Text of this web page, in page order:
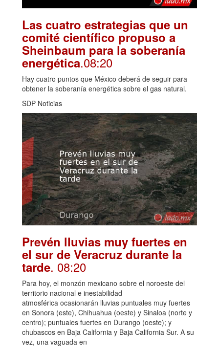
Las cuatro estrategias que un
comité científico propuso a
Sheinbaum para la soberanía
energética.08:20
Hay cuatro puntos que México deberá de seguir para
obtener la soberanía energética sobre el gas natural.
SDP Noticias
Prevén lluvias muy fuertes en
el sur de Veracruz durante la
tarde. 08:20
Para hoy, el monzón mexicano sobre el noroeste del
territorio nacional e inestabilidad
atmosférica ocasionarán lluvias puntuales muy fuertes
en Sonora (este), Chihuahua (oeste) y Sinaloa (norte y
centro); puntuales fuertes en Durango (oeste); y
chubascos en Baja California y Baja California Sur. A su
vez, una vaguada en